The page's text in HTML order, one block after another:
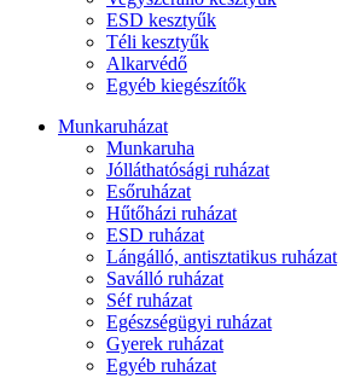
ESD kesztyűk
Téli kesztyűk
Alkarvédő
Egyéb kiegészítők
Munkaruházat
Munkaruha
Jólláthatósági ruházat
Esőruházat
Hűtőházi ruházat
ESD ruházat
Lángálló, antisztatikus ruházat
Saválló ruházat
Séf ruházat
Egészségügyi ruházat
Gyerek ruházat
Egyéb ruházat